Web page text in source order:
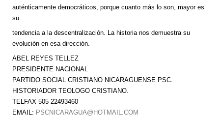
auténticamente democráticos, porque cuanto más lo son, mayor es
su
tendencia a la descentralización. La historia nos demuestra su
evolución en esa dirección.
ABEL REYES TELLEZ
PRESIDENTE NACIONAL
PARTIDO SOCIAL CRISTIANO NICARAGUENSE PSC.
HISTORIADOR TEOLOGO CRISTIANO.
TELFAX 505 22493460
EMAIL: PSCNICARAGUA@HOTMAIL.COM